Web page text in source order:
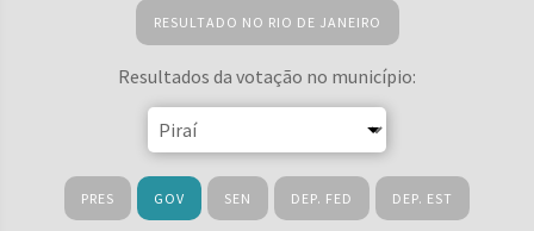
RESULTADO NO RIO DE JANEIRO
Resultados da votação no município:
PRES GOV SEN DEP. FED DEP. EST